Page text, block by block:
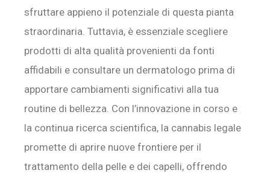
sfruttare appieno il potenziale di questa pianta
straordinaria. Tuttavia, è essenziale scegliere
prodotti di alta qualità provenienti da fonti
affidabili e consultare un dermatologo prima di
apportare cambiamenti significativi alla tua
routine di bellezza. Con l’innovazione in corso e
la continua ricerca scientifica, la cannabis legale
promette di aprire nuove frontiere per il
trattamento della pelle e dei capelli, offrendo